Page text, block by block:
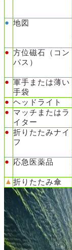
● 地図
● 方位磁石（コン
パス）
● 軍手または薄い
手袋
● ヘッドライト
●
マッチまたはラ
イター
● 折りたたみナイ
フ
●
応急医薬品
▲ 折りたたみ傘